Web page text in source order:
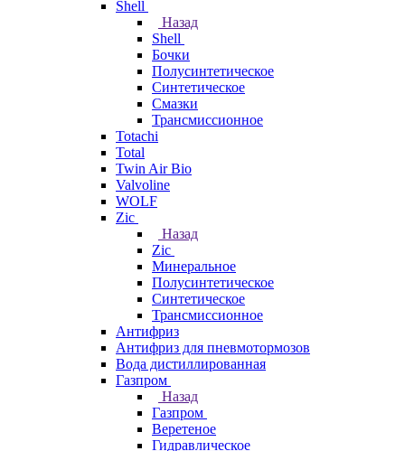
Shell
Назад
Shell
Бочки
Полусинтетическое
Синтетическое
Смазки
Трансмиссионное
Totachi
Total
Twin Air Bio
Valvoline
WOLF
Zic
Назад
Zic
Минеральное
Полусинтетическое
Синтетическое
Трансмиссионное
Антифриз
Антифриз для пневмотормозов
Вода дистиллированная
Газпром
Назад
Газпром
Веретеное
Гидравлическое